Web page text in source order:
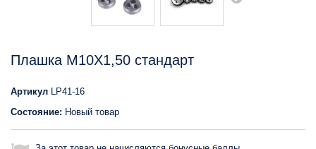
Плашка M10X1,50 стандарт
Артикул LP41-16
Состояние: Новый товар